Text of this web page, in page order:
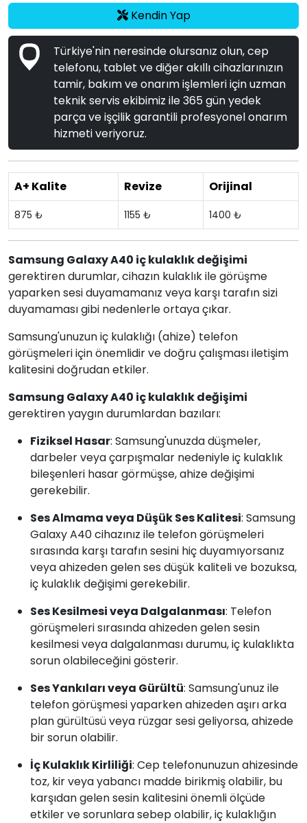
Kendin Yap
Türkiye'nin neresinde olursanız olun, cep
telefonu, tablet ve diğer akıllı cihazlarınızın
tamir, bakım ve onarım işlemleri için uzman
teknik servis ekibimiz ile 365 gün yedek
parça ve işçilik garantili profesyonel onarım
hizmeti veriyoruz.
A+ Kalite Revize Orijinal
875 ₺ 1155 ₺ 1400 ₺
Samsung Galaxy A40 iç kulaklık değişimi
gerektiren durumlar, cihazın kulaklık ile görüşme
yaparken sesi duyamamanız veya karşı tarafın sizi
duyamaması gibi nedenlerle ortaya çıkar.
Samsung'unuzun iç kulaklığı (ahize) telefon
görüşmeleri için önemlidir ve doğru çalışması iletişim
kalitesini doğrudan etkiler.
Samsung Galaxy A40 iç kulaklık değişimi
gerektiren yaygın durumlardan bazıları:
Fiziksel Hasar: Samsung'unuzda düşmeler,
darbeler veya çarpışmalar nedeniyle iç kulaklık
bileşenleri hasar görmüşse, ahize değişimi
gerekebilir.
Ses Almama veya Düşük Ses Kalitesi: Samsung
Galaxy A40 cihazınız ile telefon görüşmeleri
sırasında karşı tarafın sesini hiç duyamıyorsanız
veya ahizeden gelen ses düşük kaliteli ve bozuksa,
iç kulaklık değişimi gerekebilir.
Ses Kesilmesi veya Dalgalanması: Telefon
görüşmeleri sırasında ahizeden gelen sesin
kesilmesi veya dalgalanması durumu, iç kulaklıkta
sorun olabileceğini gösterir.
Ses Yankıları veya Gürültü: Samsung'unuz ile
telefon görüşmesi yaparken ahizeden aşırı arka
plan gürültüsü veya rüzgar sesi geliyorsa, ahizede
bir sorun olabilir.
İç Kulaklık Kirliliği: Cep telefonunuzun ahizesinde
toz, kir veya yabancı madde birikmiş olabilir, bu
karşıdan gelen sesin kalitesini önemli ölçüde
etkiler ve sorunlara sebep olabilir, iç kulaklığın